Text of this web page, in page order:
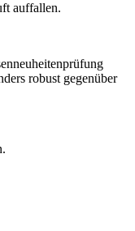
auffallen.
robust gegenüber